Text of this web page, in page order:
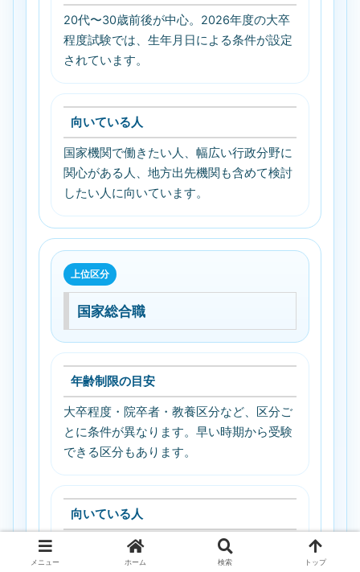
20代〜30歳前後が中心。2026年度の大卒
程度試験では、生年月日による条件が設定
されています。
向いている人
国家機関で働きたい人、幅広い行政分野に
関心がある人、地方出先機関も含めて検討
したい人に向いています。
上位区分
国家総合職
年齢制限の目安
大卒程度・院卒者・教養区分など、区分ご
とに条件が異なります。早い時期から受験
できる区分もあります。
向いている人
政策立案や中央省庁でのキャリアに関心が
ある人向けです。難易度は高く、早めの対
メニュー ホーム 検索 トップ